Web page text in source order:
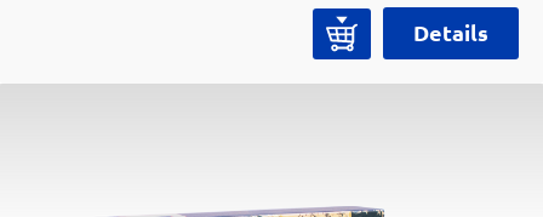
mystisches Wesen, welches Weisheit,
Verspieltheit und übernatürliche Fähigkeiten
ein farbenfrohes Bild, welches nicht nur Spaß
Details